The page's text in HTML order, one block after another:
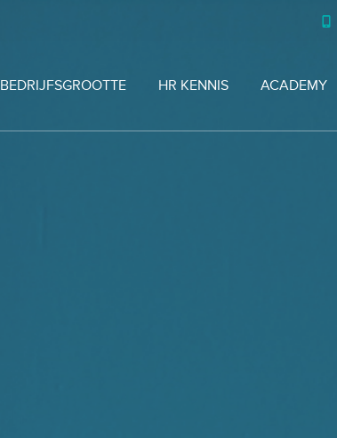
BEDRIJFSGROOTTE HR KENNIS ACADEMY